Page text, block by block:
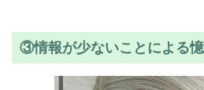
③情報が少ないことによる